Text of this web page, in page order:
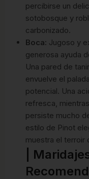
percibirse un
sotobosque y
carbonizado.
Boca: Jugoso y
generosa ayuda
Una pared de
envuelve el
potencial. Una
refresca,
persiste mucho
estilo de Pinot
muestra el terroir
|